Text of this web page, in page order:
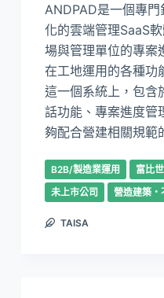
ANDPAD是一個專
化的雲端管理SaaS
場與管理單位的專案
在工地運用的各種功
這一個系統上，包含
話功能、專案進度管
夠配合營建相關規範
B2B/製造業運用 富比
未上市公司
營造建築・
TAISA